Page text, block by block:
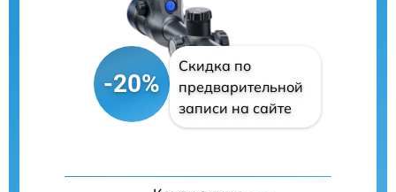
-20%
Скидка по
предварительной
записи на сайте